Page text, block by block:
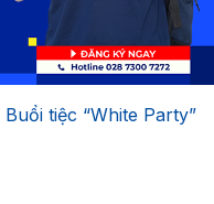
Buổi tiệc “White Party”